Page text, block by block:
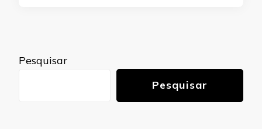
Pesquisar
Pesquisar